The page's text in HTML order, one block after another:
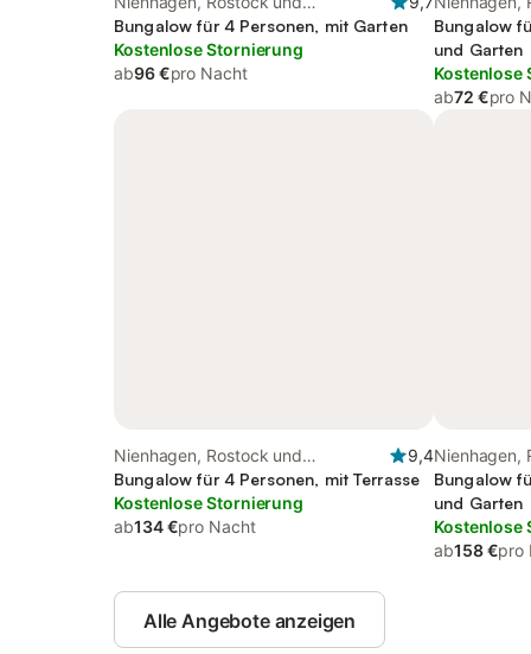
Umgebung
Bungalow für 4 Personen, mit Garten
Kostenlose Stornierung
ab96 €pro Nacht
Umgebung
Bungalow
und Garten
Kostenlose
ab72 €pro
Nienhagen, Rostock und
Umgebung
9,4
Bungalow für 4 Personen, mit Terrasse
Kostenlose Stornierung
ab134 €pro Nacht
Nienhagen,
Umgebung
Bungalow
und Garten
Kostenlose
ab158 €pro
Alle Angebote anzeigen